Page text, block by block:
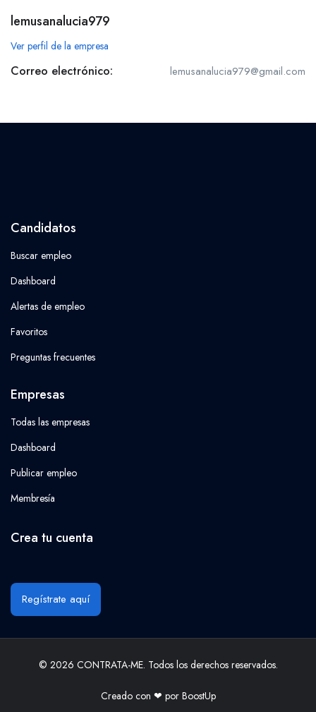
lemusanalucia979
Ver perfil de la empresa
Correo electrónico: lemusanalucia979@gmail.com
Candidatos
Buscar empleo
Dashboard
Alertas de empleo
Favoritos
Preguntas frecuentes
Empresas
Todas las empresas
Dashboard
Publicar empleo
Membresía
Crea tu cuenta
Regístrate aquí
© 2026 CONTRATA-ME. Todos los derechos reservados.
Creado con ❤ por BoostUp